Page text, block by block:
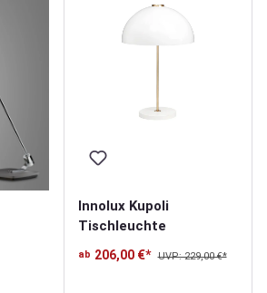
Innolux Kupoli
Tischleuchte
ab 206,00 €* UVP: 229,00 €*